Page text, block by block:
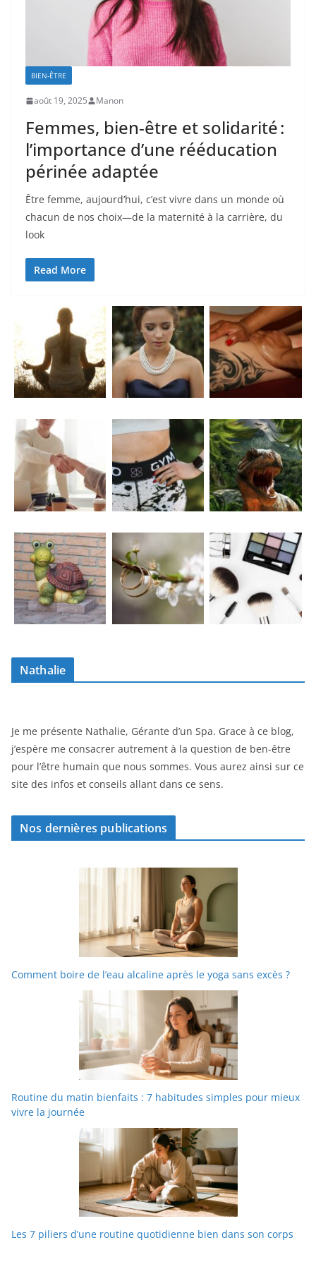
BIEN-ÊTRE
août 19, 2025 Manon
Femmes, bien-être et solidarité :
l’importance d’une rééducation
périnée adaptée
Être femme, aujourd’hui, c’est vivre dans un monde où
chacun de nos choix—de la maternité à la carrière, du
look
Read More
Nathalie
Je me présente Nathalie, Gérante d’un Spa. Grace à ce blog,
j’espère me consacrer autrement à la question de ben-être
pour l’être humain que nous sommes. Vous aurez ainsi sur ce
site des infos et conseils allant dans ce sens.
Nos dernières publications
Comment boire de l’eau alcaline après le yoga sans excès ?
Routine du matin bienfaits : 7 habitudes simples pour mieux
vivre la journée
Les 7 piliers d’une routine quotidienne bien dans son corps